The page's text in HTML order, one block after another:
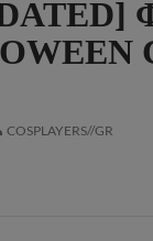
COSPLAYERS//GR